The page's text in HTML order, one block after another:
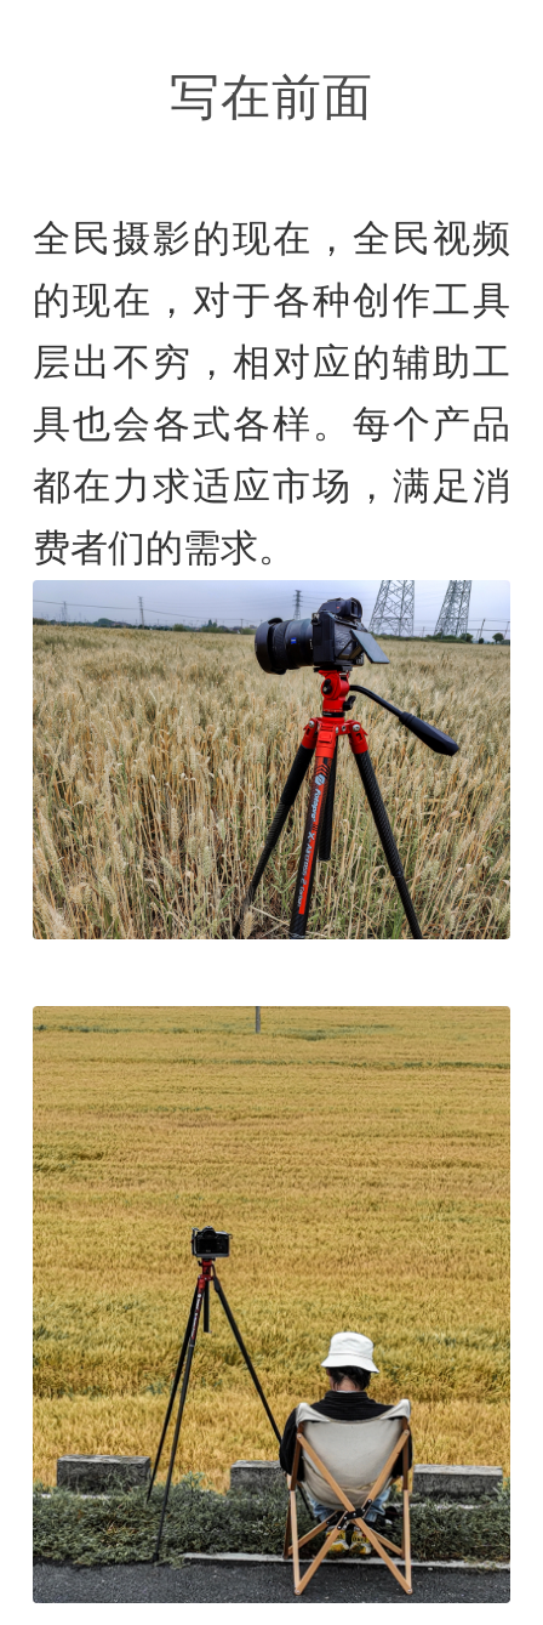
写在前面
全民摄影的现在，全民视频
的现在，对于各种创作工具
层出不穷，相对应的辅助工
具也会各式各样。每个产品
都在力求适应市场，满足消
费者们的需求。